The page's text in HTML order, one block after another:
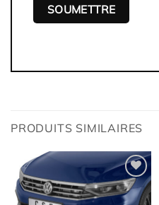
PRODUITS SIMILAIRES